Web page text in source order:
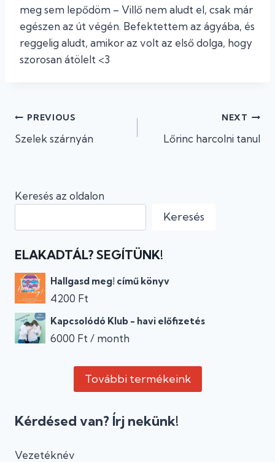
meg sem lepődöm – Villő nem aludt el, csak már
egészen az út végén. Befektettem az ágyába, és
reggelig aludt, amikor az volt az első dolga, hogy
szorosan átölelt <3
Bejegyzés
navigáció
PREVIOUS
Szelek szárnyán
NEXT
Lőrinc harcolni tanul
Keresés az oldalon
Keresés
ELAKADTÁL? SEGÍTÜNK!
Hallgasd meg! című könyv
4200 Ft
Kapcsolódó Klub - havi előfizetés
6000 Ft / month
További termékeink
Kérdésed van? Írj nekünk!
Vezetéknév